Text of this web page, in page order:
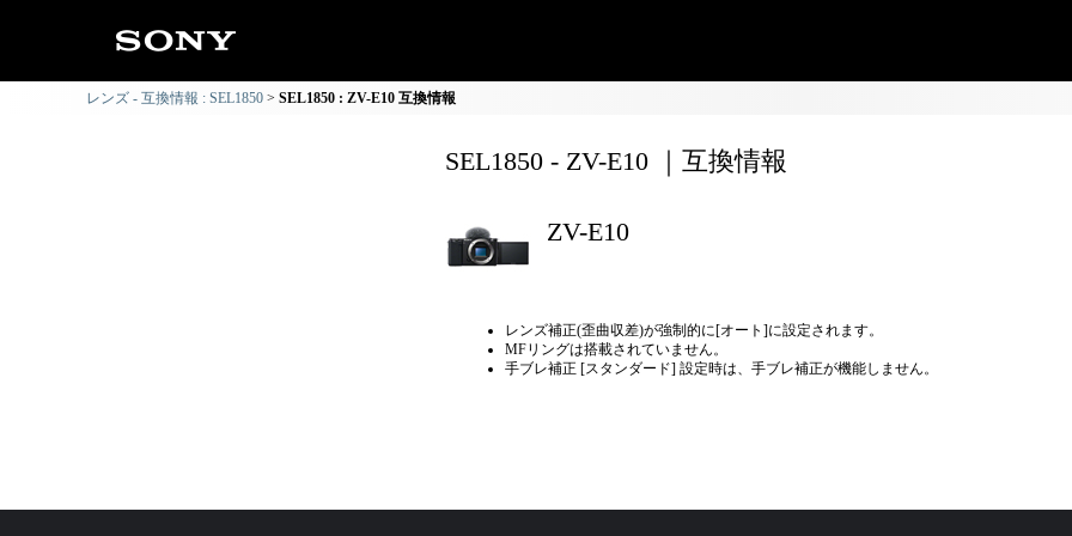
レンズ - 互換情報 : SEL1850 SEL1850 : ZV-E10 互換情報
SEL1850 - ZV-E10 ｜互換情報
ZV-E10
レンズ補正(歪曲収差)が強制的に[オート]に設定されます。
MFリングは搭載されていません。
手ブレ補正 [スタンダード] 設定時は、手ブレ補正が機能しません。